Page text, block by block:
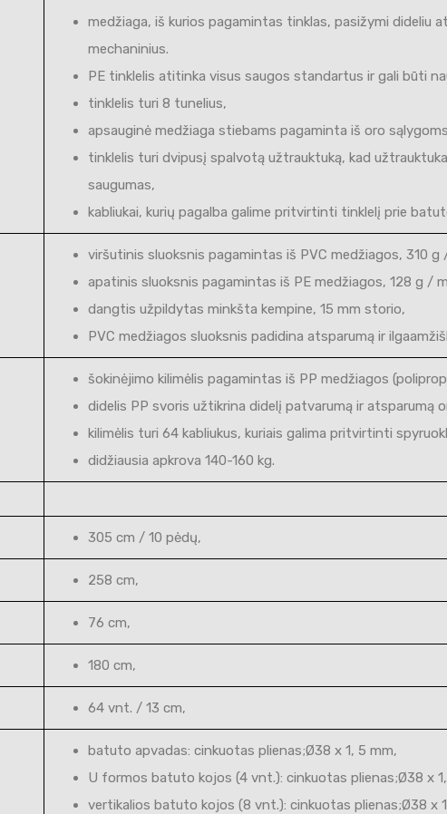
medžiaga, iš kurios pagamintas tinklas, pasižymi dideliu
mechaninius.
PE tinklelis atitinka visus saugos standartus ir gali būti
tinklelis turi 8 tunelius,
apsauginė medžiaga stiebams pagaminta iš oro
tinklelis turi dvipusį spalvotą užtrauktuką, kad
saugumas,
kabliukai, kurių pagalba galime pritvirtinti tinklelį prie
viršutinis sluoksnis pagamintas iš PVC medžiagos, 310 g
apatinis sluoksnis pagamintas iš PE medžiagos, 128 g /
dangtis užpildytas minkšta kempine, 15 mm storio,
PVC medžiagos sluoksnis padidina atsparumą ir
šokinėjimo kilimėlis pagamintas iš PP medžiagos
didelis PP svoris užtikrina didelį patvarumą ir atsparumą
kilimėlis turi 64 kabliukus, kuriais galima pritvirtinti
didžiausia apkrova 140-160 kg.
305 cm / 10 pėdų,
258 cm,
76 cm,
180 cm,
64 vnt. / 13 cm,
batuto apvadas: cinkuotas plienas;Ø38 x 1, 5 mm,
U formos batuto kojos (4 vnt.): cinkuotas plienas;Ø38 x
vertikalios batuto kojos (8 vnt.): cinkuotas plienas;Ø38 x